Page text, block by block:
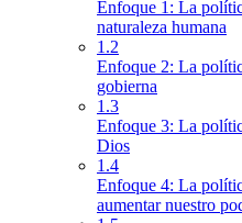
Enfoque 1: La
naturaleza humana
1.2
Enfoque 2: La
gobierna
1.3
Enfoque 3: La
Dios
1.4
Enfoque 4: La
aumentar nuestro